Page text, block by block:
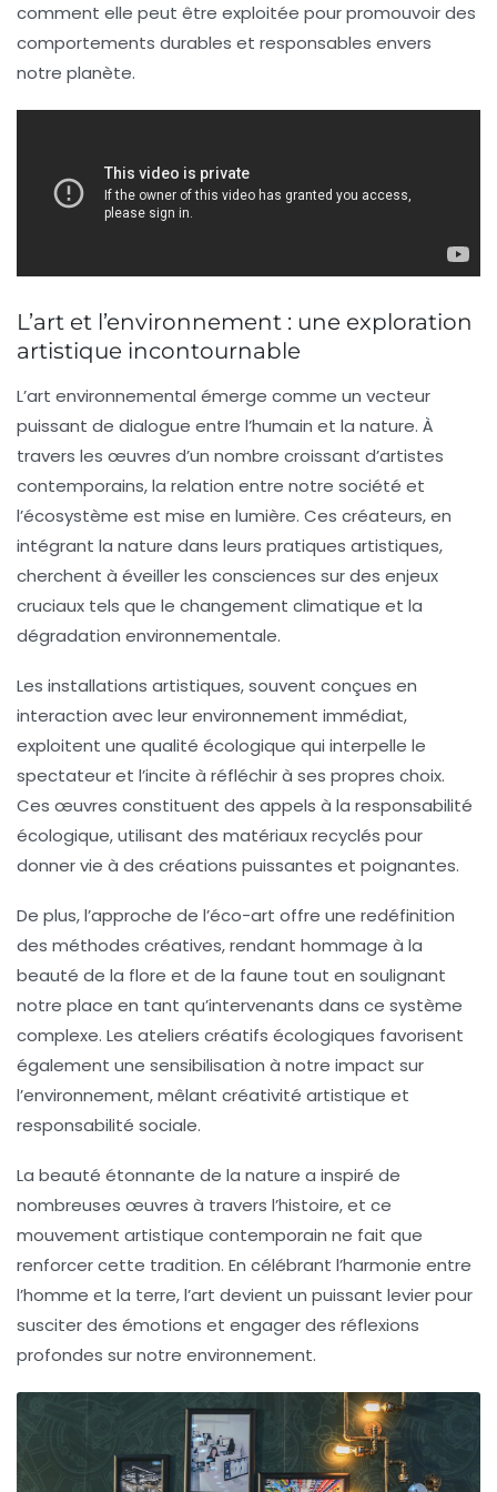
comment elle peut être exploitée pour promouvoir des
comportements durables et responsables envers
notre planète.
L’art et l’environnement : une exploration
artistique incontournable
L’art environnemental émerge comme un vecteur
puissant de dialogue entre l’humain et la nature. À
travers les œuvres d’un nombre croissant d’artistes
contemporains, la relation entre notre société et
l’écosystème est mise en lumière. Ces créateurs, en
intégrant la nature dans leurs pratiques artistiques,
cherchent à éveiller les consciences sur des enjeux
cruciaux tels que le changement climatique et la
dégradation environnementale.
Les installations artistiques, souvent conçues en
interaction avec leur environnement immédiat,
exploitent une qualité écologique qui interpelle le
spectateur et l’incite à réfléchir à ses propres choix.
Ces œuvres constituent des appels à la responsabilité
écologique, utilisant des matériaux recyclés pour
donner vie à des créations puissantes et poignantes.
De plus, l’approche de l’éco-art offre une redéfinition
des méthodes créatives, rendant hommage à la
beauté de la flore et de la faune tout en soulignant
notre place en tant qu’intervenants dans ce système
complexe. Les ateliers créatifs écologiques favorisent
également une sensibilisation à notre impact sur
l’environnement, mêlant créativité artistique et
responsabilité sociale.
La beauté étonnante de la nature a inspiré de
nombreuses œuvres à travers l’histoire, et ce
mouvement artistique contemporain ne fait que
renforcer cette tradition. En célébrant l’harmonie entre
l’homme et la terre, l’art devient un puissant levier pour
susciter des émotions et engager des réflexions
profondes sur notre environnement.